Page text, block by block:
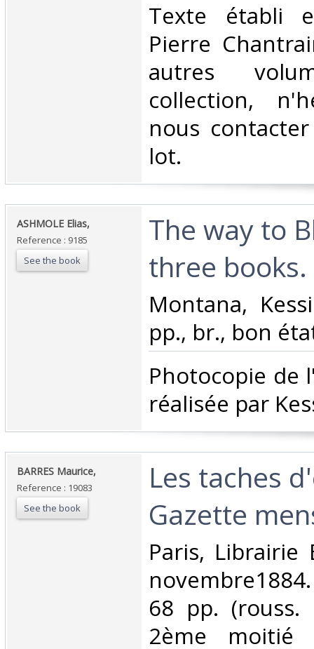
‎Texte établi
Pierre
autres
collection,
nous
lot.‎
‎ASHMOLE Elias,‎
Reference : 9185
See the book
‎The way to
three books.‎
‎Montana,
pp., br., bon
‎Photocopie de
réalisée par
‎BARRES Maurice,‎
Reference : 19083
See the book
‎Les taches
Gazette
‎Paris, Librairie
68 pp.
2ème moitié